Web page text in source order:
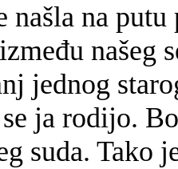
našla na
našeg
jednog
ja rodijo.
suda. Tako